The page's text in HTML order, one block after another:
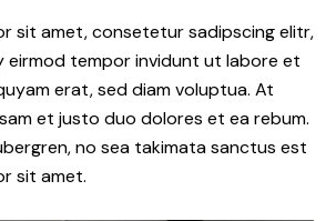
sit amet, consetetur sadipscing elitr,
eirmod tempor invidunt ut labore et
erat, sed diam voluptua. At
et justo duo dolores et ea rebum.
no sea takimata sanctus est
sit amet.